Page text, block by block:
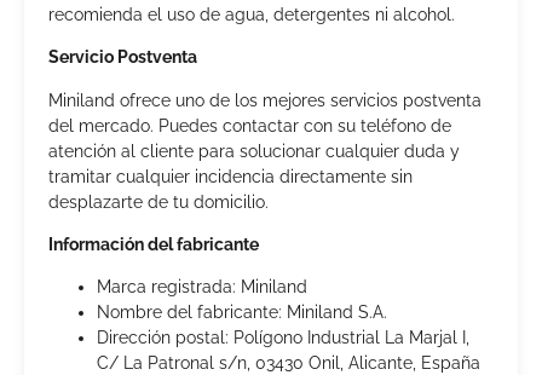
recomienda el uso de agua, detergentes ni alcohol.
Servicio Postventa
Miniland ofrece uno de los mejores servicios postventa
del mercado. Puedes contactar con su teléfono de
atención al cliente para solucionar cualquier duda y
tramitar cualquier incidencia directamente sin
desplazarte de tu domicilio.
Información del fabricante
Marca registrada: Miniland
Nombre del fabricante: Miniland S.A.
Dirección postal: Polígono Industrial La Marjal I,
C/ La Patronal s/n, 03430 Onil, Alicante, España